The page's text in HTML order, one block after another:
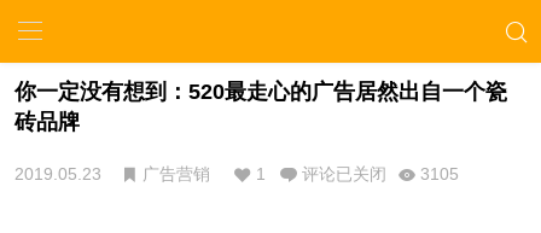
你一定没有想到：520最走心的广告居然出自一个瓷
砖品牌
2019.05.23 广告营销 1 评论已关闭 3105